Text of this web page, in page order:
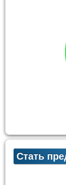
Стать